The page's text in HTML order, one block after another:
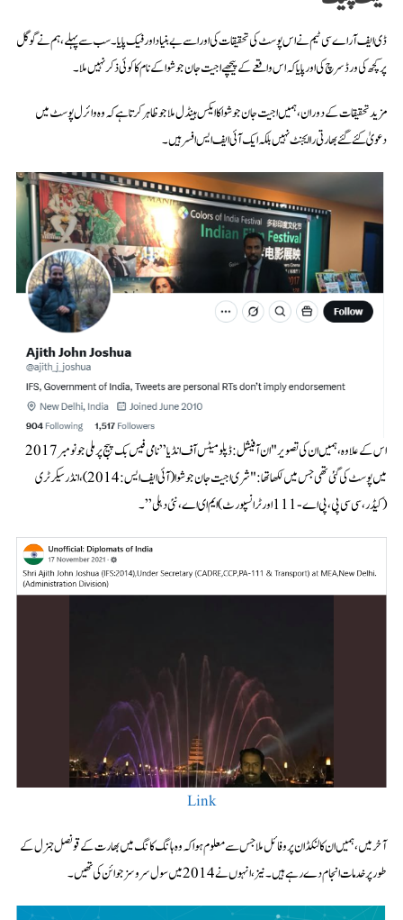
ڈی ایف آر اے سی ٹیم نے اس پوسٹ کی تحقیقات کی اور اسے بے بنیاد اور فیک پایا۔ سب سے پہلے، ہم نے گوگل
پر کچھ کی ورڈ سرچ کی اور پایا کہ اس واقعے کے پیچھے اجیت جان جوشوا کے نام کا کوئی ذکر نہیں ملا۔
مزید تحقیقات کے دوران، ہمیں اجیت جان جوشوا کا ایکس ہینڈل ملا جو ظاہر کرتا ہے کہ وہ وائرل پوسٹ میں
دعویٰ کئے گئے بھارتی را ایجنٹ نہیں بلکہ ایک آئی ایف ایس افسر ہیں۔
اس کے علاوہ، ہمیں ان کی تصویر "ان آفیشل: ڈپلومیٹس آف انڈیا” نامی فیس بک پیج پر ملی جو نومبر 2017
میں پوسٹ کی گئی تھی جس میں لکھا تھا: "شری اجیت جان جوشوا (آئی ایف ایس:2014)، انڈر سیکرٹری
(کیڈر، سی سی پی، پی اے-111 اور ٹرانسپورٹ) ایم ای اے، نئی دہلی”۔
Link
آخر میں، ہمیں ان کا لنکڈ ان پروفائل ملا جس سے معلوم ہوا کہ وہ ہانگ کانگ میں بھارت کے قونصل جنرل کے
طور پر خدمات انجام دے رہے ہیں۔ نیز، انہوں نے 2014 میں سول سروسز جوائن کی تھیں۔